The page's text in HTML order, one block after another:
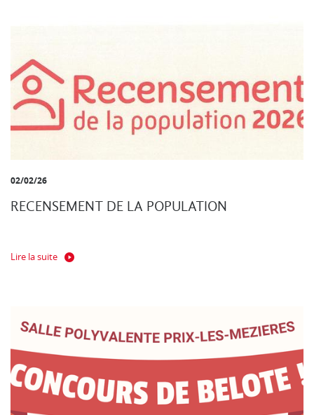
02/02/26
RECENSEMENT DE LA POPULATION
Lire la suite